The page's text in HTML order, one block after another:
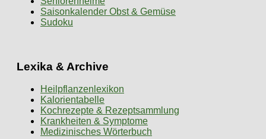
Saisonkalender Obst & Gemüse
Sudoku
Lexika & Archive
Heilpflanzenlexikon
Kalorientabelle
Kochrezepte & Rezeptsammlung
Krankheiten & Symptome
Medizinisches Wörterbuch